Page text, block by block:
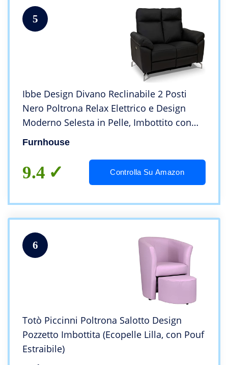
5
Ibbe Design Divano Reclinabile 2 Posti
Nero Poltrona Relax Elettrico e Design
Moderno Selesta in Pelle, Imbottito con
Braccioli e Poggiapiedi e con Porta USB
Furnhouse
9.4 Controlla Su Amazon
6
Totò Piccinni Poltrona Salotto Design
Pozzetto Imbottita (Ecopelle Lilla, con Pouf
Estraibile)